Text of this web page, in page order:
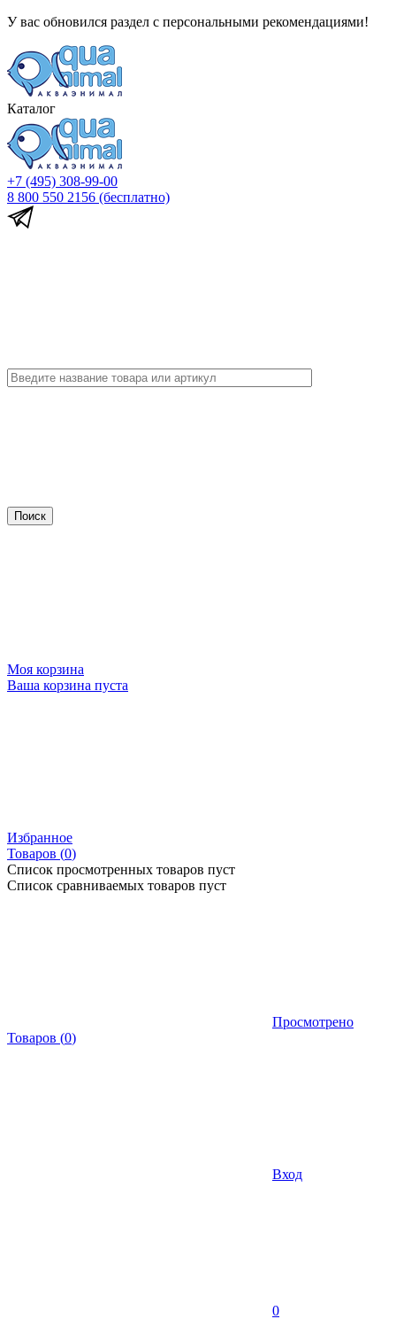
У вас обновился раздел с персональными рекомендациями!
Каталог
+7 (495) 308-99-00
8 800 550 2156 (бесплатно)
Моя корзина
Ваша корзина пуста
Избранное
Товаров (0)
Список просмотренных товаров пуст
Список сравниваемых товаров пуст
Просмотрено
Товаров (0)
Вход
0